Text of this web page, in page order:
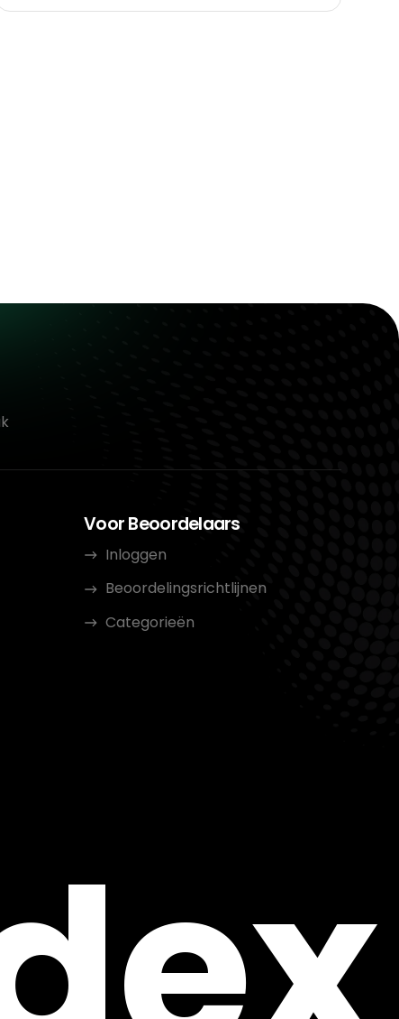
Voor Beoordelaars
Inloggen
Beoordelingsrichtlijnen
Categorieën